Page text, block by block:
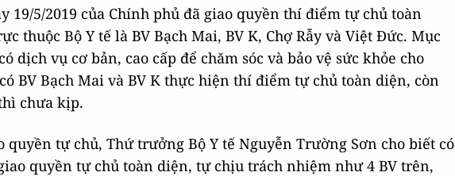
19/5/2019 của Chính phủ đã giao quyền thí điểm tự chủ toàn
thuộc Bộ Y tế là BV Bạch Mai, BV K, Chợ Rẫy và Việt Ðức. Mục
dịch vụ cơ bản, cao cấp để chăm sóc và bảo vệ sức khỏe cho
BV Bạch Mai và BV K thực hiện thí điểm tự chủ toàn diện, còn
chưa kịp.
quyền tự chủ, Thứ trưởng Bộ Y tế Nguyễn Trường Sơn cho biết có
quyền tự chủ toàn diện, tự chịu trách nhiệm như 4 BV trên,